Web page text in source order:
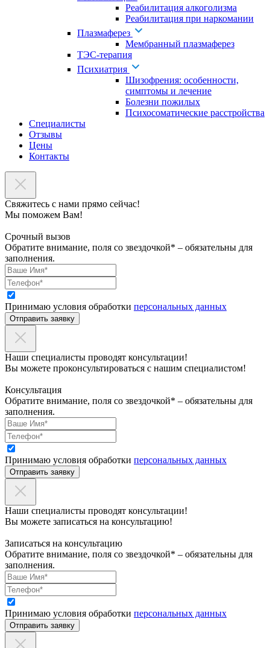
Реабилитация алкоголизма
Реабилитация при наркомании
Плазмаферез
Мембранный плазмаферез
ТЭС-терапия
Психиатрия
Шизофрения: особенности,
симптомы и лечение
Болезни пожилых
Психосоматические расстройства
Специалисты
Отзывы
Цены
Контакты
Свяжитесь с нами прямо сейчас!
Мы поможем Вам!
Срочный вызов
Обратите внимание, поля со звездочкой* – обязательны для
заполнения.
Принимаю условия обработки персональных данных
Отправить заявку
Наши специалисты проводят консультации!
Вы можете проконсультироваться с нашим специалистом!
Консультация
Обратите внимание, поля со звездочкой* – обязательны для
заполнения.
Принимаю условия обработки персональных данных
Отправить заявку
Наши специалисты проводят консультации!
Вы можете записаться на консультацию!
Записаться на консультацию
Обратите внимание, поля со звездочкой* – обязательны для
заполнения.
Принимаю условия обработки персональных данных
Отправить заявку